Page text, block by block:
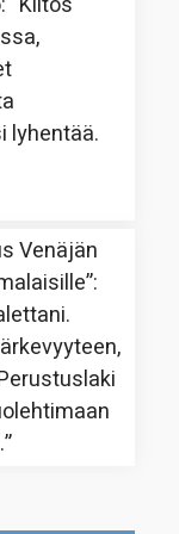
lyhentää.
Venäjän
:
”